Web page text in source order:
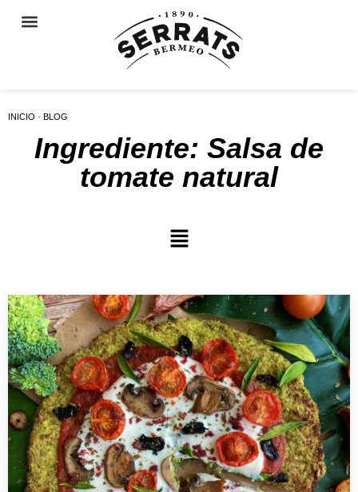
INICIO · BLOG
Ingrediente: Salsa de
tomate natural